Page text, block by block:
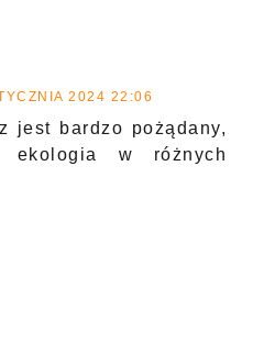
2024 22:06
jest bardzo pożądany,
ekologia w różnych